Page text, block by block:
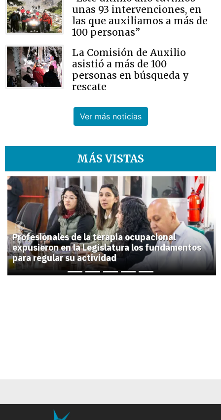
unas 93 intervenciones, en
las que auxiliamos a más de
100 personas”
La Comisión de Auxilio
asistió a más de 100
personas en búsqueda y
rescate
Ver más noticias
MÁS VISTAS
1
Profesionales de la terapia ocupacional
expusieron en la Legislatura los fundamentos
para regular su actividad
Previous Next